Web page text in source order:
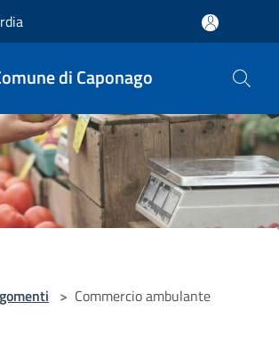
di Caponago
> Commercio ambulante